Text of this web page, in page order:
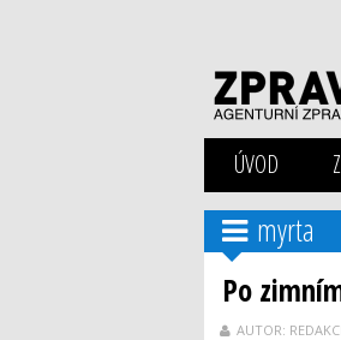
ÚVOD
myrta
Po
AUTOR: